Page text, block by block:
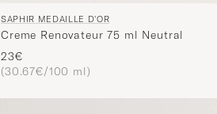
SAPHIR MEDAILLE D'OR
Creme Renovateur 75 ml Neutral
23€
(30.67€/100 ml)